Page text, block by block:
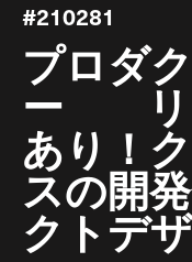
#210281
プロダ
ー リ
あり！
スの開
クトデ